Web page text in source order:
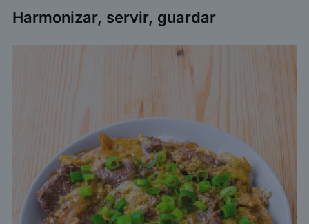
Harmonizar, servir, guardar